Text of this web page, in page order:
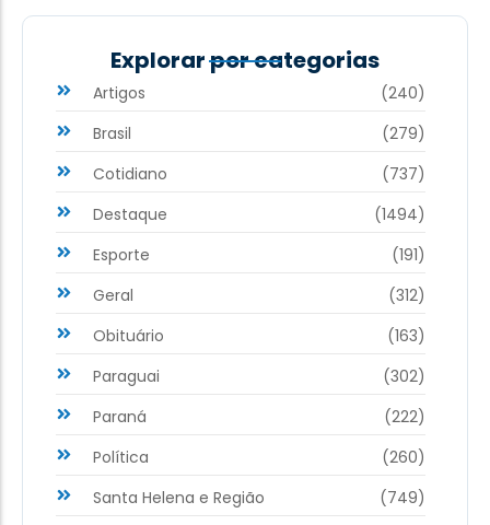
Explorar por categorias
Artigos
(240)
Brasil
(279)
Cotidiano
(737)
Destaque
(1494)
Esporte
(191)
Geral
(312)
Obituário
(163)
Paraguai
(302)
Paraná
(222)
Política
(260)
Santa Helena e Região
(749)